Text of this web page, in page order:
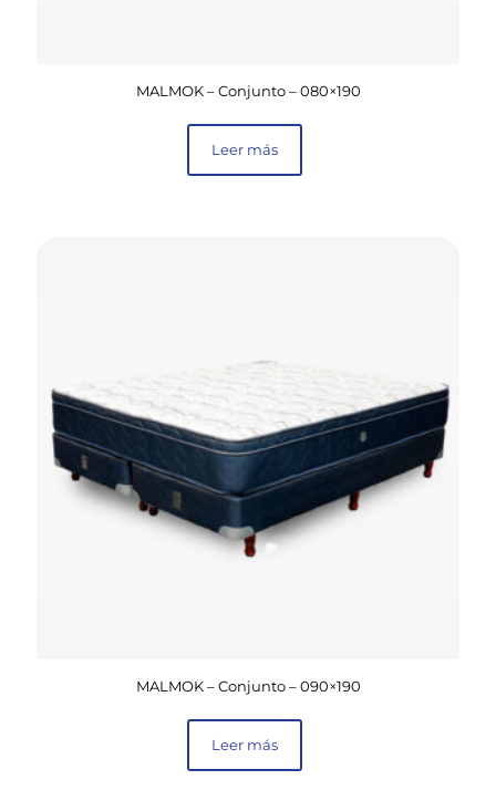
MALMOK – Conjunto – 080×190
Leer más
MALMOK – Conjunto – 090×190
Leer más